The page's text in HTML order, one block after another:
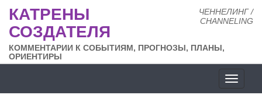
ЧЕННЕЛИНГ /
CHANNELING
КАТРЕНЫ
СОЗДАТЕЛЯ
КОММЕНТАРИИ К СОБЫТИЯМ, ПРОГНОЗЫ, ПЛАНЫ,
ОРИЕНТИРЫ
сайта